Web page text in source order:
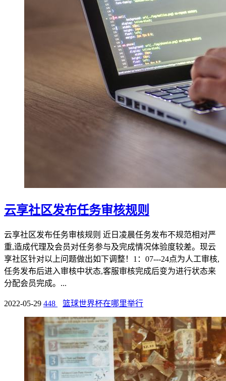
云享社区发布任务审核规则
云享社区发布任务审核规则 近日凌晨任务发布不规范相对严
重,造成代理及会员对任务参与及完成情况体验度较差。现云
享社区针对以上问题做出如下调整！1：07---24点为人工审核,
任务发布后进入审核中状态,客服审核完成后变为进行状态来
分配会员完成。...
2022-05-29 448 篮球世界杯在哪里举行